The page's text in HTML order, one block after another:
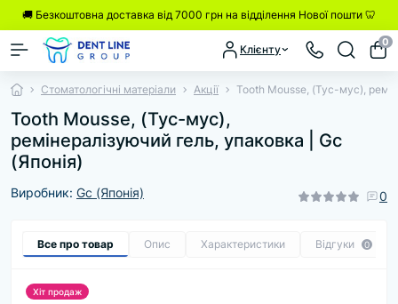
🚚 Безкоштовна доставка від 7000 грн на відділення Нової пошти 🦷
Клієнту
0
Стоматологічні матеріали Акції Tooth Mousse, (Тус-мус),
Tooth Mousse, (Тус-мус),
ремінералізуючий гель, упаковка | Gc
(Японія)
Виробник: Gc (Японія) 0
Все про товар Опис Характеристики Відгуки 0
Хіт продаж